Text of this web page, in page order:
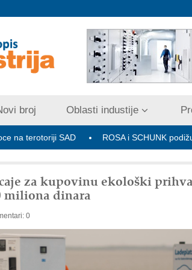
broj Oblasti industije
SAD ROSA i SCHUNK podižu
za kupovinu ekološki
miliona dinara
0